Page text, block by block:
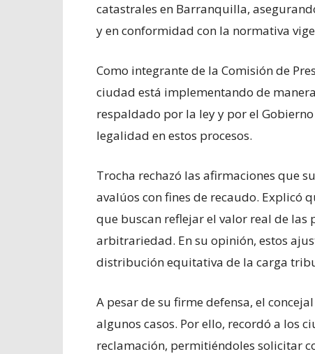
catastrales en Barranquilla,
y en conformidad con la normativa
Como integrante de la Comisión de
ciudad está implementando de
respaldado por la ley y por el
legalidad en estos procesos.
Trocha rechazó las afirmaciones que
avalúos con fines de recaudo. Explicó
que buscan reflejar el valor real de
arbitrariedad. En su opinión, estos
distribución equitativa de la carga
A pesar de su firme defensa, el
algunos casos. Por ello, recordó a los
reclamación, permitiéndoles solicitar